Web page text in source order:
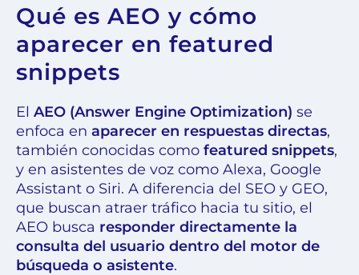
Qué es AEO y cómo
aparecer en featured
snippets
El AEO (Answer Engine Optimization) se
enfoca en aparecer en respuestas directas,
también conocidas como featured snippets,
y en asistentes de voz como Alexa, Google
Assistant o Siri. A diferencia del SEO y GEO,
que buscan atraer tráfico hacia tu sitio, el
AEO busca responder directamente la
consulta del usuario dentro del motor de
búsqueda o asistente.